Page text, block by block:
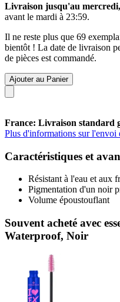
Livraison jusqu'au
avant le mardi à 23:59.
Il ne reste plus que 69
bientôt ! La date de livraison
de pièces est commandé.
Ajouter au Panier
France: Livraison standard
Plus d'informations sur l'envoi
Caractéristiques et
Résistant à l'eau et aux
Pigmentation d'un noir
Volume époustouflant
Souvent acheté avec
Waterproof, Noir